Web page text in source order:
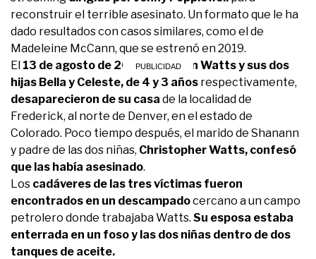
reconstruir el terrible asesinato. Un formato que le ha
dado resultados con casos similares, como el de
Madeleine McCann, que se estrenó en 2019.
El 13 de agosto de 2018, Shanann Watts y sus dos
hijas Bella y Celeste, de 4 y 3 años respectivamente,
desaparecieron de su casa de la localidad de
Frederick, al norte de Denver, en el estado de
Colorado. Poco tiempo después, el marido de Shanann
y padre de las dos niñas, Christopher Watts, confesó
que las había asesinado.
Los cadáveres de las tres víctimas fueron
encontrados en un descampadocercano a un campo
petrolero donde trabajaba Watts. Su esposa estaba
enterrada en un foso y las dos niñas dentro de dos
tanques de aceite.